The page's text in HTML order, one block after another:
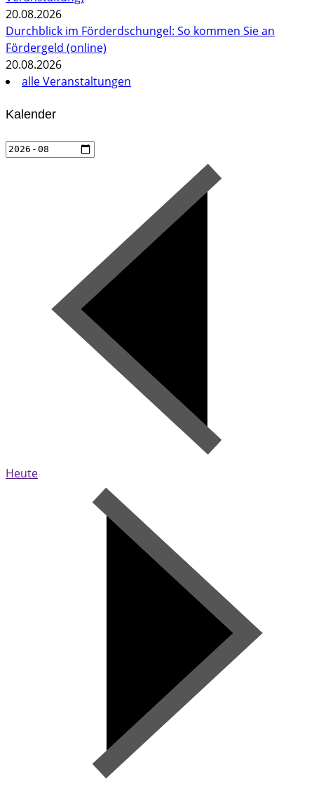
20.08.2026
Durchblick im Förderdschungel: So kommen Sie an
Fördergeld (online)
20.08.2026
alle Veranstaltungen
Kalender
Heute